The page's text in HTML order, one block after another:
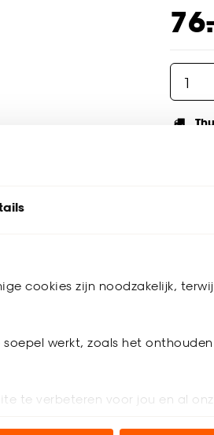
cookies zijn noodzakelijk,
werkt, zoals het
te verbeteren voor jou en al
76.
-
Deel
Hulp
kan alleen worden
ruimtes te leggen?